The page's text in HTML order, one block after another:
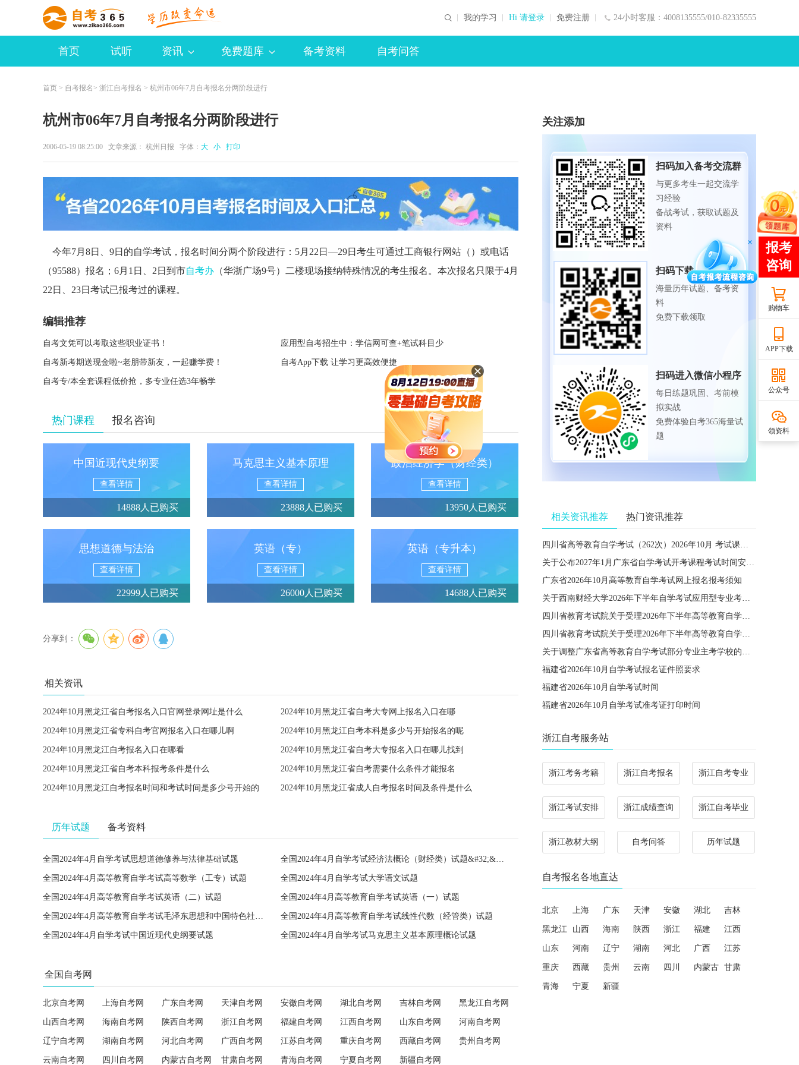
24小时客服：4008135555/010-82335555
我的学习 Hi 请登录 免费注册
首页 试听 资讯 免费题库 备考资料 自考问答
首页 > 自考报名 > 浙江自考报名 > 杭州市06年7月自考报名分两阶段进行
杭州市06年7月自考报名分两阶段进行
2006-05-19 08:25:00 文章来源： 杭州日报 字体： 大 小 打印
今年7月8日、9日的自学考试，报名时间分两个阶段进行：5月22日—29日考生可通过工商银行网站（ ）或电话
（95588）报名；6月1日、2日到市自考办 （华浙广场9号）二楼现场接纳特殊情况的考生报名。本次报名只限于4月
22日、23日考试已报考过的课程。
编辑推荐
自考文凭可以考取这些职业证书！ 应用型自考招生中：学信网可查+笔试科目少
自考新考期送现金啦~老朋带新友，一起赚学费！ 自考App下载 让学习更高效便捷
自考专/本全套课程低价抢，多专业任选3年畅学
热门课程 报名咨询
中国近现代史纲要
查看详情
14888人已购买
马克思主义基本原理
查看详情
23888人已购买
政治经济学（财经类）
查看详情
13950人已购买
思想道德与法治
查看详情
22999人已购买
英语（专）
查看详情
26000人已购买
英语（专升本）
查看详情
14688人已购买
分享到：
相关资讯
2024年10月黑龙江省自考报名入口官网登录网址是什么 2024年10月黑龙江省自考大专网上报名入口在哪
2024年10月黑龙江省专科自考官网报名入口在哪儿啊 2024年10月黑龙江自考本科是多少号开始报名的呢
2024年10月黑龙江自考报名入口在哪看 2024年10月黑龙江省自考大专报名入口在哪儿找到
2024年10月黑龙江省自考本科报考条件是什么 2024年10月黑龙江省自考需要什么条件才能报名
2024年10月黑龙江自考报名时间和考试时间是多少号开始的 2024年10月黑龙江省成人自考报名时间及条件是什么
历年试题 备考资料
全国2024年4月自学考试思想道德修养与法律基础试题 全国2024年4月自学考试经济法概论（财经类）试题&#32;&#32;
全国2024年4月高等教育自学考试高等数学（工专）试题 全国2024年4月自学考试大学语文试题
全国2024年4月高等教育自学考试英语（二）试题 全国2024年4月高等教育自学考试英语（一）试题
全国2024年4月高等教育自学考试毛泽东思想和中国特色社会主义理论体系概论试题 全国2024年4月高等教育自学考试线性代数（经管类）试题
全国2024年4月自学考试中国近现代史纲要试题 全国2024年4月自学考试马克思主义基本原理概论试题
全国自考网
北京自考网 上海自考网 广东自考网 天津自考网 安徽自考网 湖北自考网 吉林自考网 黑龙江自考网
山西自考网 海南自考网 陕西自考网 浙江自考网 福建自考网 江西自考网 山东自考网 河南自考网
辽宁自考网 湖南自考网 河北自考网 广西自考网 江苏自考网 重庆自考网 西藏自考网 贵州自考网
云南自考网 四川自考网 内蒙古自考网 甘肃自考网 青海自考网 宁夏自考网 新疆自考网
关注添加
扫码加入备考交流群
与更多考生一起交流学
习经验
备战考试，获取试题及
资料
扫码下载APP
海量历年试题、备考资
料
免费下载领取
扫码进入微信小程序
每日练题巩固、考前模
拟实战
免费体验自考365海量试
题
相关资讯推荐 热门资讯推荐
四川省高等教育自学考试（262次）2026年10月 考试课程简表
关于公布2027年1月广东省自学考试开考课程考试时间安排和使用教材的通知
广东省2026年10月高等教育自学考试网上报名报考须知
关于西南财经大学2026年下半年自学考试应用型专业考籍更改办理的通知
四川省教育考试院关于受理2026年下半年高等教育自学考试省际转考申请的通告
四川省教育考试院关于受理2026年下半年高等教育自学考试考籍更改申请的通告
关于调整广东省高等教育自学考试部分专业主考学校的通知
福建省2026年10月自学考试报名证件照要求
福建省2026年10月自学考试时间
福建省2026年10月自学考试准考证打印时间
浙江自考服务站
浙江考务考籍 浙江自考报名 浙江自考专业
浙江考试安排 浙江成绩查询 浙江自考毕业
浙江教材大纲 自考问答 历年试题
自考报名各地直达
北京 上海 广东 天津 安徽 湖北 吉林
黑龙江 山西 海南 陕西 浙江 福建 江西
山东 河南 辽宁 湖南 河北 广西 江苏
重庆 西藏 贵州 云南 四川 内蒙古 甘肃
青海 宁夏 新疆
购物车
APP下载
公众号
领资料